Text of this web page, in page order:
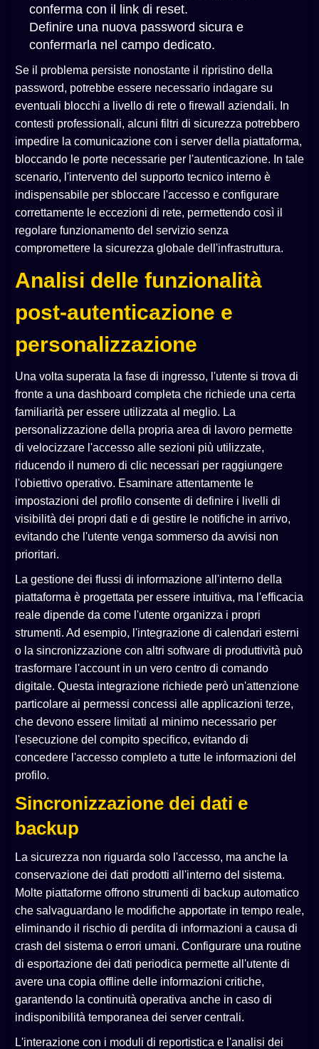
conferma con il link di reset.
Definire una nuova password sicura e
confermarla nel campo dedicato.
Se il problema persiste nonostante il ripristino della
password, potrebbe essere necessario indagare su
eventuali blocchi a livello di rete o firewall aziendali. In
contesti professionali, alcuni filtri di sicurezza potrebbero
impedire la comunicazione con i server della piattaforma,
bloccando le porte necessarie per l'autenticazione. In tale
scenario, l'intervento del supporto tecnico interno è
indispensabile per sbloccare l'accesso e configurare
correttamente le eccezioni di rete, permettendo così il
regolare funzionamento del servizio senza
compromettere la sicurezza globale dell'infrastruttura.
Analisi delle funzionalità
post-autenticazione e
personalizzazione
Una volta superata la fase di ingresso, l'utente si trova di
fronte a una dashboard completa che richiede una certa
familiarità per essere utilizzata al meglio. La
personalizzazione della propria area di lavoro permette
di velocizzare l'accesso alle sezioni più utilizzate,
riducendo il numero di clic necessari per raggiungere
l'obiettivo operativo. Esaminare attentamente le
impostazioni del profilo consente di definire i livelli di
visibilità dei propri dati e di gestire le notifiche in arrivo,
evitando che l'utente venga sommerso da avvisi non
prioritari.
La gestione dei flussi di informazione all'interno della
piattaforma è progettata per essere intuitiva, ma l'efficacia
reale dipende da come l'utente organizza i propri
strumenti. Ad esempio, l'integrazione di calendari esterni
o la sincronizzazione con altri software di produttività può
trasformare l'account in un vero centro di comando
digitale. Questa integrazione richiede però un'attenzione
particolare ai permessi concessi alle applicazioni terze,
che devono essere limitati al minimo necessario per
l'esecuzione del compito specifico, evitando di
concedere l'accesso completo a tutte le informazioni del
profilo.
Sincronizzazione dei dati e
backup
La sicurezza non riguarda solo l'accesso, ma anche la
conservazione dei dati prodotti all'interno del sistema.
Molte piattaforme offrono strumenti di backup automatico
che salvaguardano le modifiche apportate in tempo reale,
eliminando il rischio di perdita di informazioni a causa di
crash del sistema o errori umani. Configurare una routine
di esportazione dei dati periodica permette all'utente di
avere una copia offline delle informazioni critiche,
garantendo la continuità operativa anche in caso di
indisponibilità temporanea dei server centrali.
L'interazione con i moduli di reportistica e l'analisi dei